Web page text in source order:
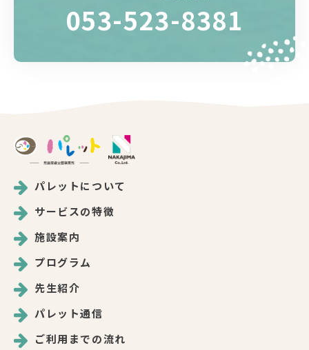
053-523-8381
パレットについて
サービスの特徴
施設案内
プログラム
先生紹介
パレット通信
ご利用までの流れ